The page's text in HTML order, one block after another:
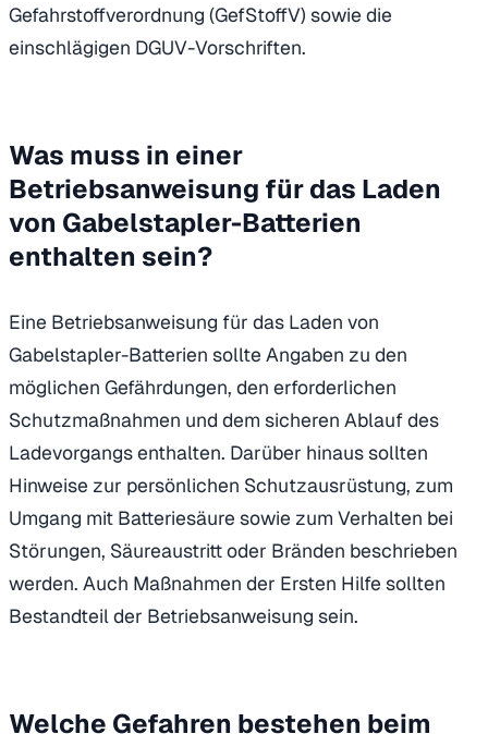
Gefahrstoffverordnung (GefStoffV) sowie die
einschlägigen DGUV-Vorschriften.
Was muss in einer
Betriebsanweisung für das Laden
von Gabelstapler-Batterien
enthalten sein?
Eine Betriebsanweisung für das Laden von
Gabelstapler-Batterien sollte Angaben zu den
möglichen Gefährdungen, den erforderlichen
Schutzmaßnahmen und dem sicheren Ablauf des
Ladevorgangs enthalten. Darüber hinaus sollten
Hinweise zur persönlichen Schutzausrüstung, zum
Umgang mit Batteriesäure sowie zum Verhalten bei
Störungen, Säureaustritt oder Bränden beschrieben
werden. Auch Maßnahmen der Ersten Hilfe sollten
Bestandteil der Betriebsanweisung sein.
Welche Gefahren bestehen beim